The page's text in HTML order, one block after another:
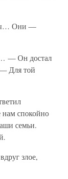
Они —
— Он достал
— Для той
спокойно
семьи.
злое,